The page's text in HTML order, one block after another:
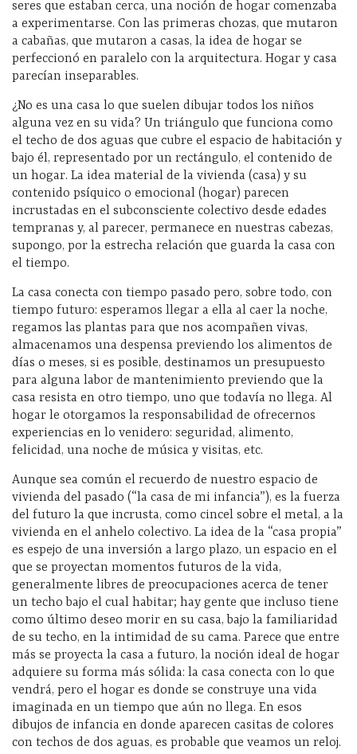
seres que estaban cerca, una noción de hogar comenzaba
a experimentarse. Con las primeras chozas, que mutaron
a cabañas, que mutaron a casas, la idea de hogar se
perfeccionó en paralelo con la arquitectura. Hogar y casa
parecían inseparables.
¿No es una casa lo que suelen dibujar todos los niños
alguna vez en su vida? Un triángulo que funciona como
el techo de dos aguas que cubre el espacio de habitación y
bajo él, representado por un rectángulo, el contenido de
un hogar. La idea material de la vivienda (casa) y su
contenido psíquico o emocional (hogar) parecen
incrustadas en el subconsciente colectivo desde edades
tempranas y, al parecer, permanece en nuestras cabezas,
supongo, por la estrecha relación que guarda la casa con
el tiempo.
La casa conecta con tiempo pasado pero, sobre todo, con
tiempo futuro: esperamos llegar a ella al caer la noche,
regamos las plantas para que nos acompañen vivas,
almacenamos una despensa previendo los alimentos de
días o meses, si es posible, destinamos un presupuesto
para alguna labor de mantenimiento previendo que la
casa resista en otro tiempo, uno que todavía no llega. Al
hogar le otorgamos la responsabilidad de ofrecernos
experiencias en lo venidero: seguridad, alimento,
felicidad, una noche de música y visitas, etc.
Aunque sea común el recuerdo de nuestro espacio de
vivienda del pasado (“la casa de mi infancia”), es la fuerza
del futuro la que incrusta, como cincel sobre el metal, a la
vivienda en el anhelo colectivo. La idea de la “casa propia”
es espejo de una inversión a largo plazo, un espacio en el
que se proyectan momentos futuros de la vida,
generalmente libres de preocupaciones acerca de tener
un techo bajo el cual habitar; hay gente que incluso tiene
como último deseo morir en su casa, bajo la familiaridad
de su techo, en la intimidad de su cama. Parece que entre
más se proyecta la casa a futuro, la noción ideal de hogar
adquiere su forma más sólida: la casa conecta con lo que
vendrá, pero el hogar es donde se construye una vida
imaginada en un tiempo que aún no llega. En esos
dibujos de infancia en donde aparecen casitas de colores
con techos de dos aguas, es probable que veamos un reloj.